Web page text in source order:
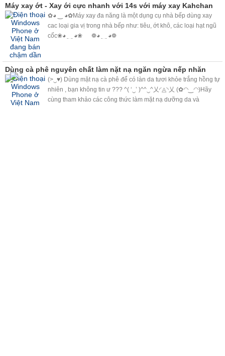
Máy xay ớt - Xay ới cực nhanh với 14s với máy xay Kahchan
✿◕ ‿ ◕✿Máy xay đa năng là một dụng cụ nhà bếp dùng xay
cac loại gia vị trong nhà bếp như: tiêu, ớt khô, các loại hạt ngũ
cốc❀◕ ‿ ◕❀ ❁◕ ‿ ◕❁
Dùng cà phê nguyên chất làm nặt nạ ngăn ngừa nếp nhăn
(>‿♥) Dùng mặt nạ cà phê để có làn da tươi khỏe trắng hồng tự
nhiên , bạn không tin ư ??? ^( ‘‿’ )^^‿^乂◜◬◝乂 (✿◠‿◠)Hãy
cùng tham khảo các công thức làm mặt nạ dưỡng da và